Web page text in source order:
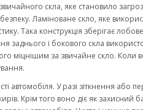
скла, яке становило
Ламіноване скло, яке
Така конструкція зберігає
заднього і бокового скла
міцнішим за звичайне скло. Коли
автомобіля. У разі зіткнення
Крім того воно діє як захисний